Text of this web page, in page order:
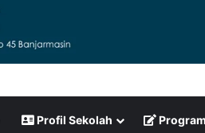
Profil Sekolah